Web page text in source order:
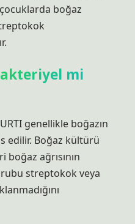
boğaz
mi
genellikle boğazın
edilir. Boğaz kültürü
boğaz ağrısının
streptokok veya